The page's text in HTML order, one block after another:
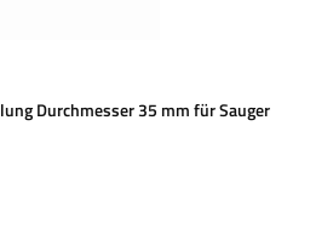
Durchmesser 35 mm für Sauger